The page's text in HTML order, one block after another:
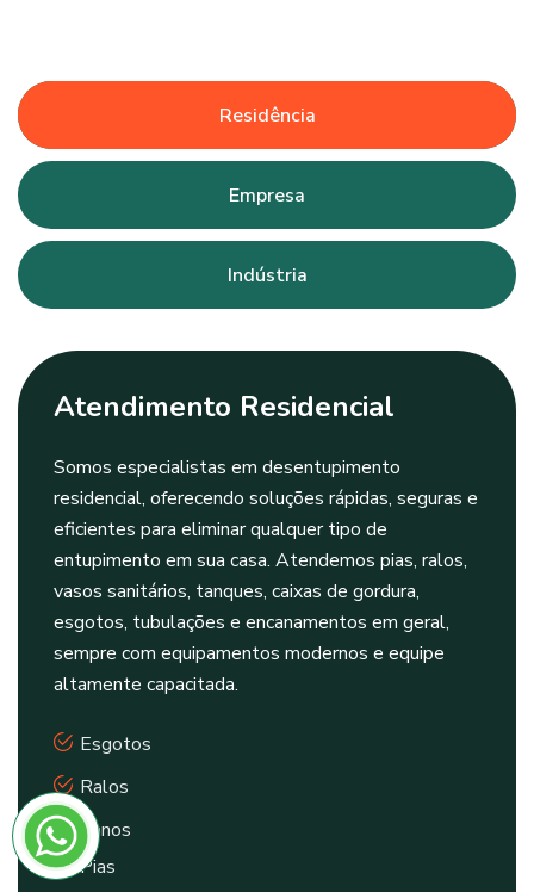
Residência
Empresa
Indústria
Atendimento Residencial
Somos especialistas em desentupimento
residencial, oferecendo soluções rápidas, seguras e
eficientes para eliminar qualquer tipo de
entupimento em sua casa. Atendemos pias, ralos,
vasos sanitários, tanques, caixas de gordura,
esgotos, tubulações e encanamentos em geral,
sempre com equipamentos modernos e equipe
altamente capacitada.
Esgotos
Ralos
Canos
Pias